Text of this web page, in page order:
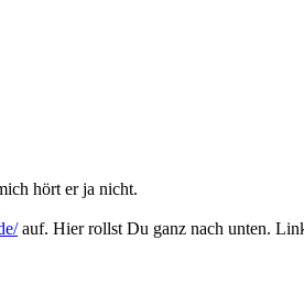
hört er ja nicht.
auf. Hier rollst Du ganz nach unten.